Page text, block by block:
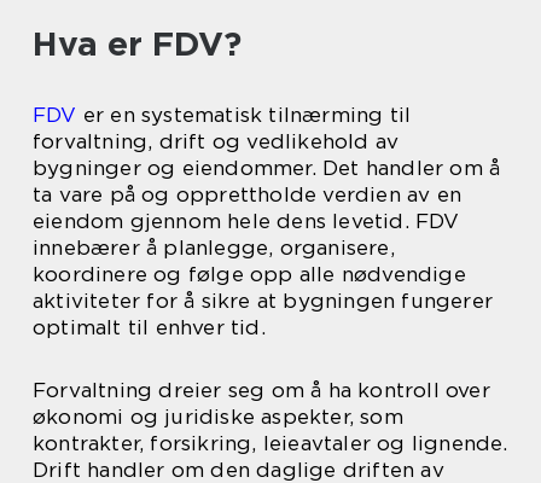
Hva er FDV?
FDV er en systematisk tilnærming til
forvaltning, drift og vedlikehold av
bygninger og eiendommer. Det handler om å
ta vare på og opprettholde verdien av en
eiendom gjennom hele dens levetid. FDV
innebærer å planlegge, organisere,
koordinere og følge opp alle nødvendige
aktiviteter for å sikre at bygningen fungerer
optimalt til enhver tid.
Forvaltning dreier seg om å ha kontroll over
økonomi og juridiske aspekter, som
kontrakter, forsikring, leieavtaler og lignende.
Drift handler om den daglige driften av